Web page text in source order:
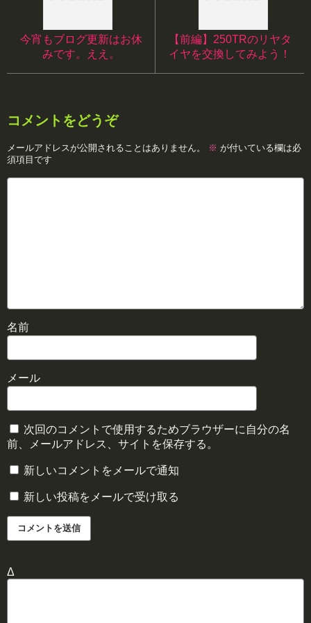
今宵もブログ更新はお休
みです。ええ。
【前編】250TRのリヤタ
イヤを交換してみよう！
コメントをどうぞ
メールアドレスが公開されることはありません。 ※ が付いている欄は必
須項目です
名前
メール
次回のコメントで使用するためブラウザーに自分の名
前、メールアドレス、サイトを保存する。
新しいコメントをメールで通知
新しい投稿をメールで受け取る
Δ